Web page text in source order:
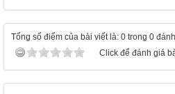
Tổng số điểm của bài viết là: 0 trong 0
Click để đánh giá